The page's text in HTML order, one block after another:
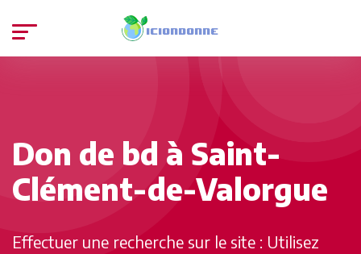
Don de bd à Saint-
Clément-de-Valorgue
Effectuer une recherche sur le site : Utilisez